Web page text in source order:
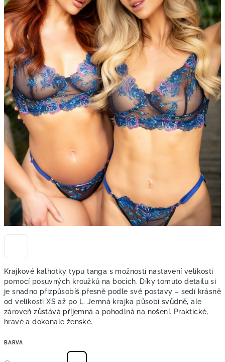
Krajkové kalhotky typu tanga s možností nastavení velikosti
pomocí posuvných kroužků na bocích. Díky tomuto detailu si
je snadno přizpůsobíš přesně podle své postavy – sedí krásně
od velikosti XS až po L. Jemná krajka působí svůdně, ale
zároveň zůstává příjemná a pohodlná na nošení. Praktické,
hravé a dokonale ženské.
BARVA